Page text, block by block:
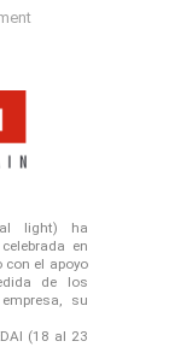
light) ha
en
con el apoyo
de los
su
(18 al 23